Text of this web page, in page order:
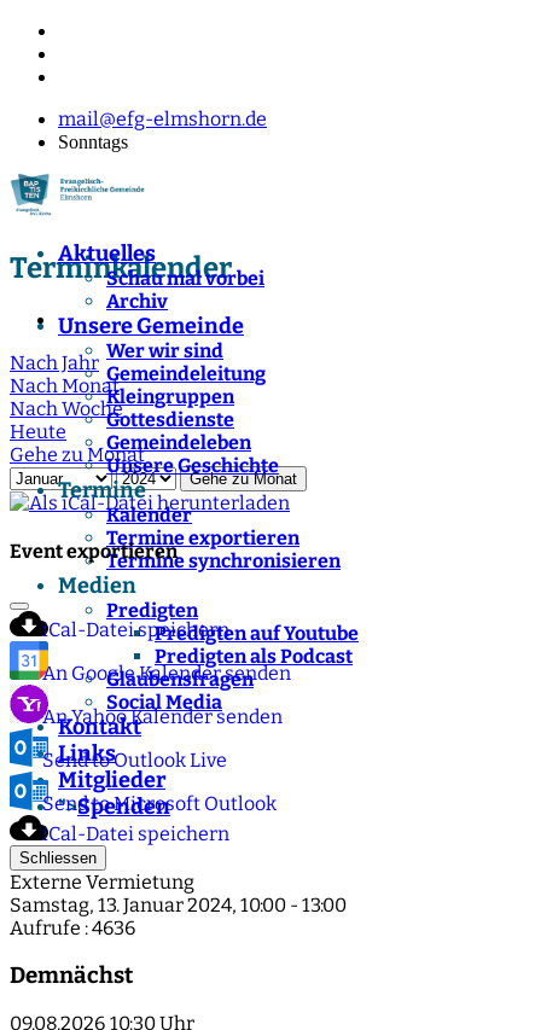
mail@efg-elmshorn.de
Sonntags
Aktuelles
Schau mal vorbei
Archiv
Unsere Gemeinde
Wer wir sind
Gemeindeleitung
Kleingruppen
Gottesdienste
Gemeindeleben
Unsere Geschichte
Termine
Kalender
Termine exportieren
Termine synchronisieren
Medien
Predigten
Predigten auf Youtube
Predigten als Podcast
Glaubensfragen
Social Media
Kontakt
Links
Mitglieder
">Spenden
Terminkalender
Nach Jahr
Nach Monat
Nach Woche
Heute
Gehe zu Monat
Gehe zu Monat
Event exportieren
iCal-Datei speichern
An Google Kalender senden
An Yahoo Kalender senden
Send to Outlook Live
Send to Microsoft Outlook
iCal-Datei speichern
Schliessen
Externe Vermietung
Samstag, 13. Januar 2024, 10:00 - 13:00
Aufrufe : 4636
Demnächst
09.08.2026 10:30 Uhr